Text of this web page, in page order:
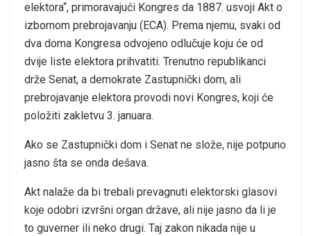
elektora“, primoravajući Kongres da 1887. usvoji Akt o
izbornom prebrojavanju (ECA). Prema njemu, svaki od
dva doma Kongresa odvojeno odlučuje koju će od
dvije liste elektora prihvatiti. Trenutno republikanci
drže Senat, a demokrate Zastupnički dom, ali
prebrojavanje elektora provodi novi Kongres, koji će
položiti zakletvu 3. januara.
Ako se Zastupnički dom i Senat ne slože, nije potpuno
jasno šta se onda dešava.
Akt nalaže da bi trebali prevagnuti elektorski glasovi
koje odobri izvršni organ države, ali nije jasno da li je
to guverner ili neko drugi. Taj zakon nikada nije u